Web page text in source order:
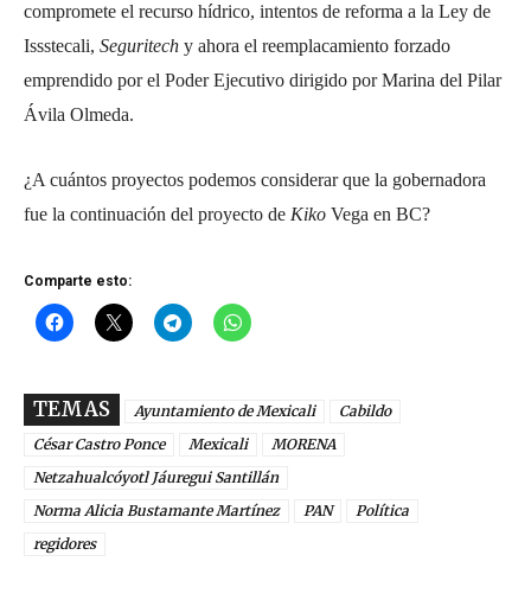
compromete el recurso hídrico, intentos de reforma a la Ley de
Issstecali, Seguritech y ahora el reemplacamiento forzado
emprendido por el Poder Ejecutivo dirigido por Marina del Pilar
Ávila Olmeda.
¿A cuántos proyectos podemos considerar que la gobernadora
fue la continuación del proyecto de Kiko Vega en BC?
Comparte esto:
TEMAS Ayuntamiento de Mexicali
Cabildo
César Castro Ponce
Mexicali
MORENA
Netzahualcóyotl Jáuregui Santillán
Norma Alicia Bustamante Martínez
PAN
Política
regidores